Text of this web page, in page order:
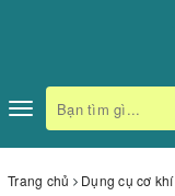
Toggle
navigation
Trang chủ Dụng cụ cơ khí